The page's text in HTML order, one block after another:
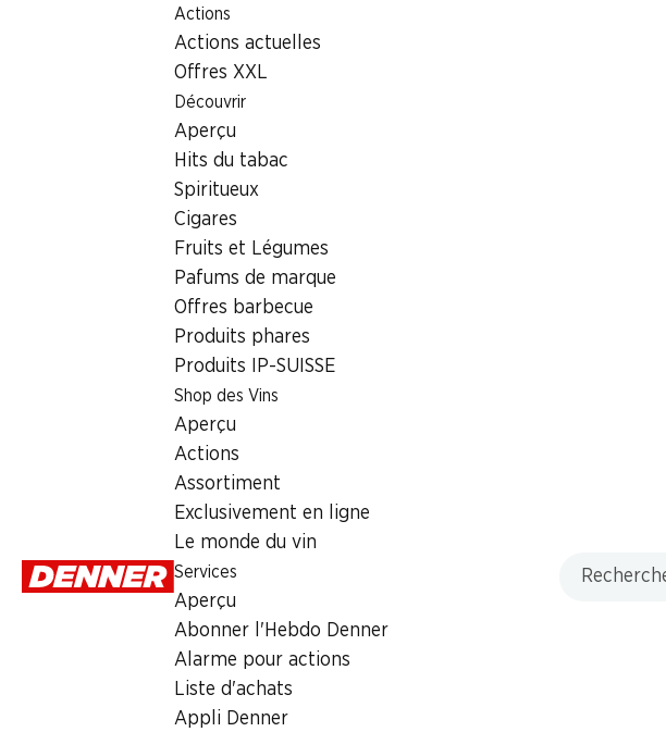
Actions
Actions actuelles
Offres XXL
Découvrir
Aperçu
Hits du tabac
Spiritueux
Cigares
Fruits et Légumes
Pafums de marque
Offres barbecue
Produits phares
Produits IP-SUISSE
Shop des Vins
Aperçu
Actions
Assortiment
Exclusivement en ligne
Le monde du vin
Services
Aperçu
Abonner l'Hebdo Denner
Alarme pour actions
Liste d'achats
Appli Denner
Jobs chez Denner